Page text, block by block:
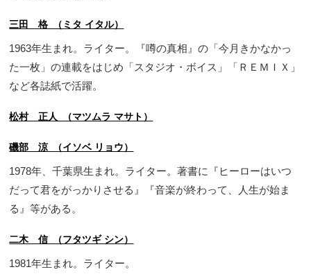
三田 格 （ミタ イタル）
1963年生まれ。ライター。『噂の真相』の「今月きかなかっ
た一枚」の連載をはじめ「スタジオ・ボイス」「ＲＥＭＩＸ」
など各誌紙で活躍。
松村 正人 （マツムラ マサト）
磯部 涼 （イソベ リョウ）
1978年、千葉県生まれ。ライター。著書に『ヒーローはいつ
だって君をがっかりさせる』『音楽が終わって、人生が始ま
る』等がある。
二木 信 （フタツギ シン）
1981年生まれ。ライター。